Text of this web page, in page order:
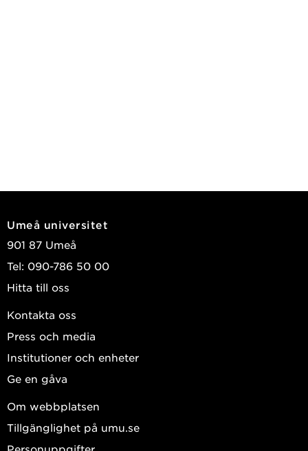
Umeå universitet
901 87 Umeå
Tel: 090-786 50 00
Hitta till oss
Kontakta oss
Press och media
Institutioner och enheter
Ge en gåva
Om webbplatsen
Tillgänglighet på umu.se